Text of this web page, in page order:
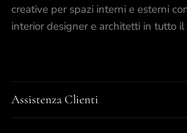
creative per spazi interni e esterni
interior designer e architetti in tutto il
Assistenza Clienti